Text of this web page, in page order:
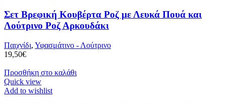
Σετ Βρεφική Κουβέρτα Ροζ με Λευκά Πουά και
Λούτρινο Ροζ Αρκουδάκι
Παιχνίδι, Υφασμάτινο - Λούτρινο
19,50€
Προσθήκη στο καλάθι
Quick view
Add to wishlist